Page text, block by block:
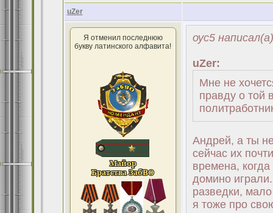
uZer
Я отменил последнюю
букву латинского алфавита!
оус5 написал(а)
uZer:
Мне не
правду о той
Андрей, а ты
сейчас их
времена,
домино
разведки,
я тоже про